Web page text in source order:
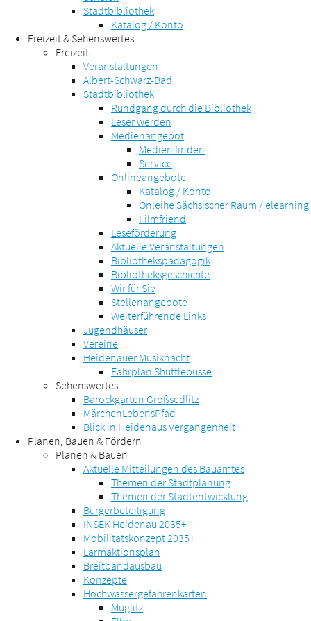
Stadtbibliothek
Katalog / Konto
Freizeit & Sehenswertes
Freizeit
Veranstaltungen
Albert-Schwarz-Bad
Stadtbibliothek
Rundgang durch die Bibliothek
Leser werden
Medienangebot
Medien finden
Service
Onlineangebote
Katalog / Konto
Onleihe Sächsischer Raum / elearning
Filmfriend
Leseförderung
Aktuelle Veranstaltungen
Bibliothekspädagogik
Bibliotheksgeschichte
Wir für Sie
Stellenangebote
Weiterführende Links
Jugendhäuser
Vereine
Heidenauer Musiknacht
Fahrplan Shuttlebusse
Sehenswertes
Barockgarten Großsedlitz
MärchenLebensPfad
Blick in Heidenaus Vergangenheit
Planen, Bauen & Fördern
Planen & Bauen
Aktuelle Mitteilungen des Bauamtes
Themen der Stadtplanung
Themen der Stadtentwicklung
Bürgerbeteiligung
INSEK Heidenau 2035+
Mobilitätskonzept 2035+
Lärmaktionsplan
Breitbandausbau
Konzepte
Hochwassergefahrenkarten
Müglitz